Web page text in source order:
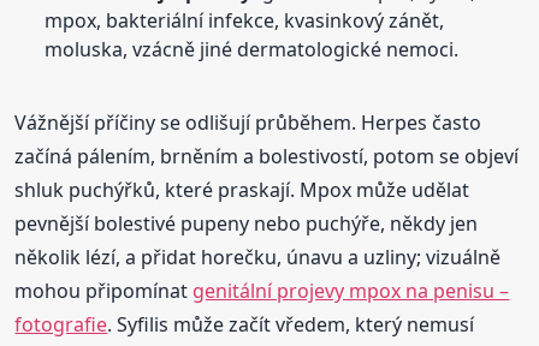
mpox, bakteriální infekce, kvasinkový zánět,
moluska, vzácně jiné dermatologické nemoci.
Vážnější příčiny se odlišují průběhem. Herpes často
začíná pálením, brněním a bolestivostí, potom se objeví
shluk puchýřků, které praskají. Mpox může udělat
pevnější bolestivé pupeny nebo puchýře, někdy jen
několik lézí, a přidat horečku, únavu a uzliny; vizuálně
mohou připomínat genitální projevy mpox na penisu –
fotografie. Syfilis může začít vředem, který nemusí